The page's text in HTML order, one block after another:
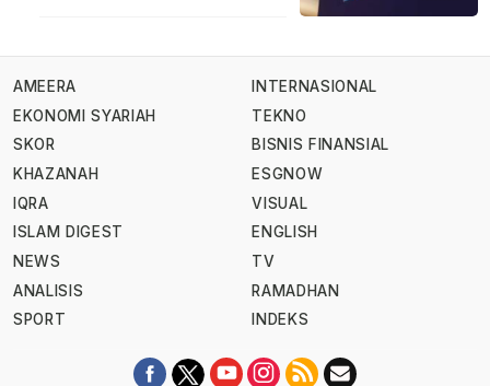
AMEERA
EKONOMI SYARIAH
SKOR
KHAZANAH
IQRA
ISLAM DIGEST
NEWS
ANALISIS
SPORT
INTERNASIONAL
TEKNO
BISNIS FINANSIAL
ESGNOW
VISUAL
ENGLISH
TV
RAMADHAN
INDEKS